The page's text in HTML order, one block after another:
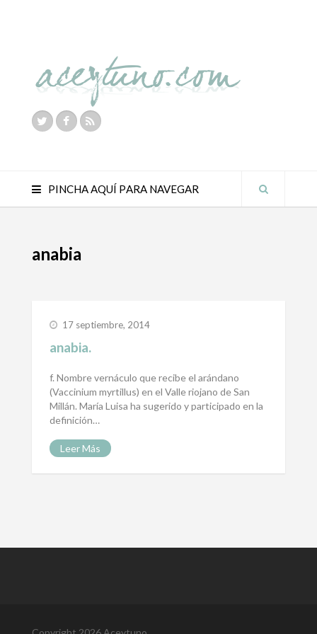
PINCHA AQUÍ PARA NAVEGAR
anabia
17 septiembre, 2014
anabia.
f. Nombre vernáculo que recibe el arándano
(Vaccinium myrtillus) en el Valle riojano de San
Millán. María Luisa ha sugerido y participado en la
definición…
Leer Más